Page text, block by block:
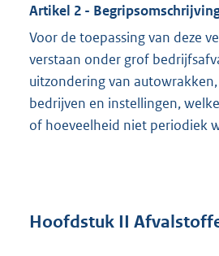
Artikel 2 -
Voor de toepassing van deze
verstaan onder grof
uitzondering van
bedrijven en instellingen,
of hoeveelheid niet periodiek
Hoofdstuk II